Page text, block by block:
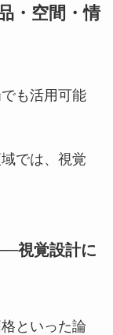
・空間・情
も活用可能
では、視覚
視覚設計に
といった論